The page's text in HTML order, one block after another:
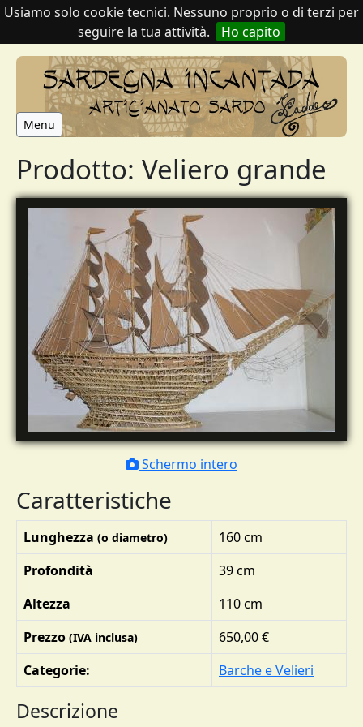
Usiamo solo cookie tecnici. Nessuno proprio o di terzi per
seguire la tua attività.
Ho capito
Menu
Prodotto: Veliero grande
Schermo intero
Caratteristiche
Lunghezza (o diametro)
160 cm
Profondità
39 cm
Altezza
110 cm
Prezzo (IVA inclusa)
650,00 €
Categorie:
Barche e Velieri
Descrizione